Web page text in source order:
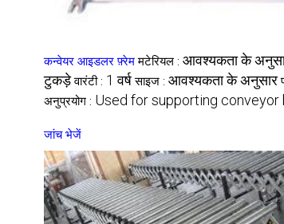
कन्वेयर आइडलर फ़्रेम मटेरियल : आवश्यकता के
टुकड़े वारंटी : 1 वर्ष साइज : आवश्यकता के अनुसार
अनुप्रयोग : Used for supporting conveyor
जांच भेजें